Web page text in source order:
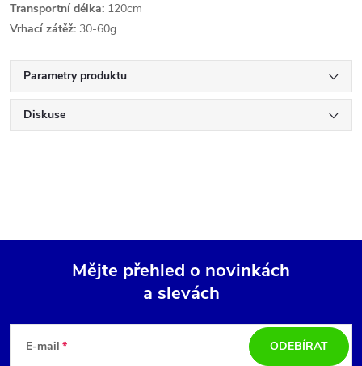
Transportní délka: 120cm
Vrhací zátěž: 30-60g
Parametry produktu
Diskuse
Mějte přehled o novinkách
a slevách
E-mail ODEBÍRAT